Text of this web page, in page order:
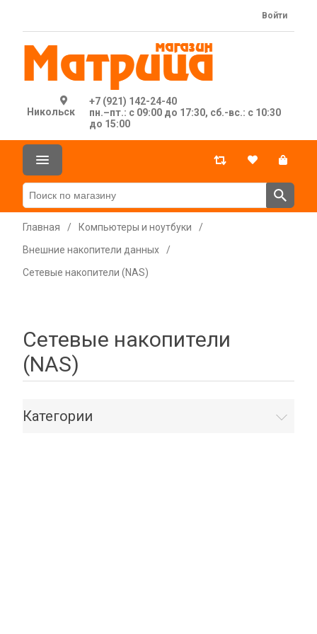
Никольск
+7 (921) 142-24-40
пн.–пт.: с 09:00 до 17:30, сб.-вс.: с 10:30
до 15:00
Войти
Главная / Компьютеры и ноутбуки
/
Внешние накопители данных
/
Сетевые накопители (NAS)
Сетевые накопители
(NAS)
Категории